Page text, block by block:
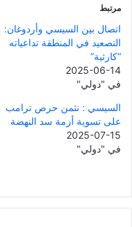
مرتبط
اتصال بين السيسي وأردوغان:
التصعيد في المنطقة تداعياته
“كارثية”
2025-06-14
في "دولي"
السيسي : نثمن حرص ترامب
على تسوية أزمة سد النهضة
2025-07-15
في "دولي"